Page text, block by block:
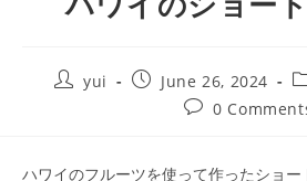
yui June 26, 2024
0
ハワイのフルーツを使って作ったショ